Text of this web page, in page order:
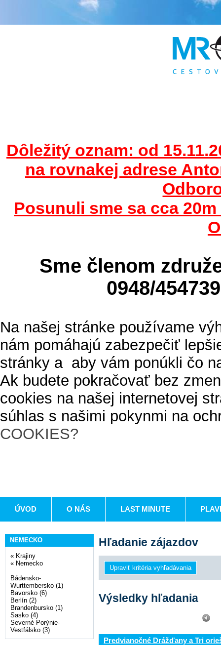
Dôležitý oznam: od
na rovnakej adrese
Posunuli sme sa cca
Sme členom
0948/
Na našej stránke používame
nám pomáhajú zabezpečiť
stránky a aby vám ponúkli čo
Ak budete pokračovať bez
cookies na našej internetovej
súhlas s našimi pokynmi na
COOKIES?
ÚVOD O NÁS LAST MINUTE
NEMECKO
« Krajiny
« Nemecko
Bádensko-
Wurttembersko (1)
Bavorsko (6)
Berlín (2)
Brandenbursko (1)
Sasko (4)
Severné Porýnie-
Vestfálsko (3)
Hľadanie zájazdov
Výsledky hľadania
Predvianočné Drážďany a Tri